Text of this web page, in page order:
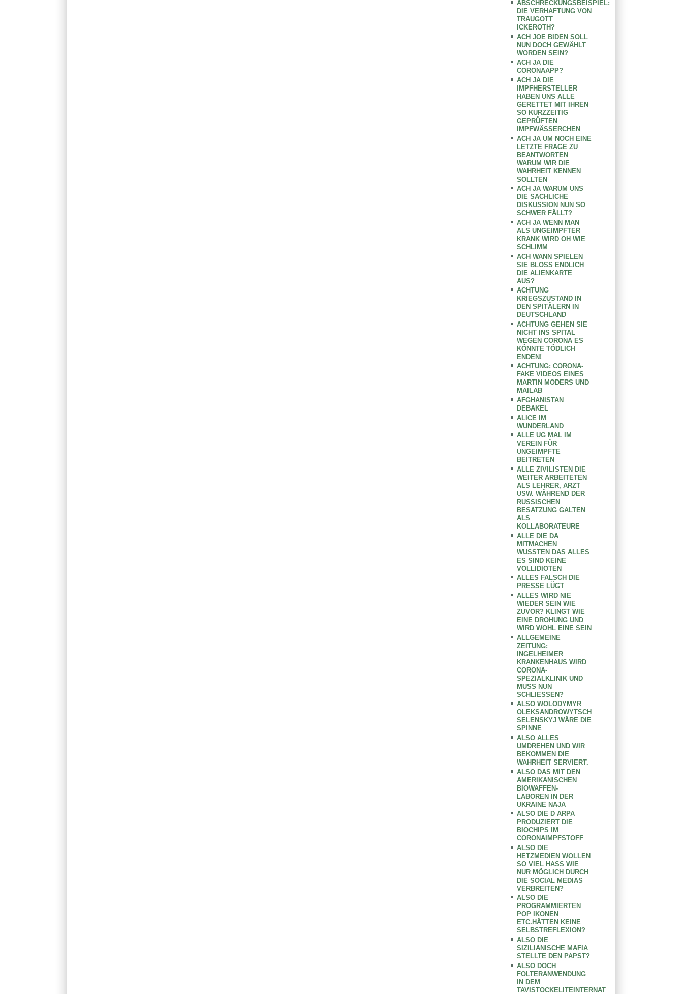
ABSCHRECKUNGSBEISPIEL:
DIE VERHAFTUNG VON
TRAUGOTT
ICKEROTH?
ACH JOE BIDEN SOLL
NUN DOCH GEWÄHLT
WORDEN SEIN?
ACH JA DIE
CORONAAPP?
ACH JA DIE
IMPFHERSTELLER
HABEN UNS ALLE
GERETTET MIT IHREN
SO KURZZEITIG
GEPRÜFTEN
IMPFWÄSSERCHEN
ACH JA UM NOCH EINE
LETZTE FRAGE ZU
BEANTWORTEN
WARUM WIR DIE
WAHRHEIT KENNEN
SOLLTEN
ACH JA WARUM UNS
DIE SACHLICHE
DISKUSSION NUN SO
SCHWER FÄLLT?
ACH JA WENN MAN
ALS UNGEIMPFTER
KRANK WIRD OH WIE
SCHLIMM
ACH WANN SPIELEN
SIE BLOSS ENDLICH
DIE ALIENKARTE
AUS?
ACHTUNG
KRIEGSZUSTAND IN
DEN SPITÄLERN IN
DEUTSCHLAND
ACHTUNG GEHEN SIE
NICHT INS SPITAL
WEGEN CORONA ES
KÖNNTE TÖDLICH
ENDEN!
ACHTUNG: CORONA-
FAKE VIDEOS EINES
MARTIN MODERS UND
MAILAB
AFGHANISTAN
DEBAKEL
ALICE IM
WUNDERLAND
ALLE UG MAL IM
VEREIN FÜR
UNGEIMPFTE
BEITRETEN
ALLE ZIVILISTEN DIE
WEITER ARBEITETEN
ALS LEHRER, ARZT
USW. WÄHREND DER
RUSSISCHEN
BESATZUNG GALTEN
ALS
KOLLABORATEURE
ALLE DIE DA
MITMACHEN
WUSSTEN DAS ALLES
ES SIND KEINE
VOLLIDIOTEN
ALLES FALSCH DIE
PRESSE LÜGT
ALLES WIRD NIE
WIEDER SEIN WIE
ZUVOR? KLINGT WIE
EINE DROHUNG UND
WIRD WOHL EINE SEIN
ALLGEMEINE
ZEITUNG:
INGELHEIMER
KRANKENHAUS WIRD
CORONA-
SPEZIALKLINIK UND
MUSS NUN
SCHLIESSEN?
ALSO WOLODYMYR
OLEKSANDROWYTSCH
SELENSKYJ WÄRE DIE
SPINNE
ALSO ALLES
UMDREHEN UND WIR
BEKOMMEN DIE
WAHRHEIT SERVIERT.
ALSO DAS MIT DEN
AMERIKANISCHEN
BIOWAFFEN-
LABOREN IN DER
UKRAINE NAJA
ALSO DIE D ARPA
PRODUZIERT DIE
BIOCHIPS IM
CORONAIMPFSTOFF
ALSO DIE
HETZMEDIEN WOLLEN
SO VIEL HASS WIE
NUR MÖGLICH DURCH
DIE SOCIAL MEDIAS
VERBREITEN?
ALSO DIE
PROGRAMMIERTEN
POP IKONEN
ETC.HÄTTEN KEINE
SELBSTREFLEXION?
ALSO DIE
SIZILIANISCHE MAFIA
STELLTE DEN PAPST?
ALSO DOCH
FOLTERANWENDUNG
IN DEM
TAVISTOCKELITEINTERNAT